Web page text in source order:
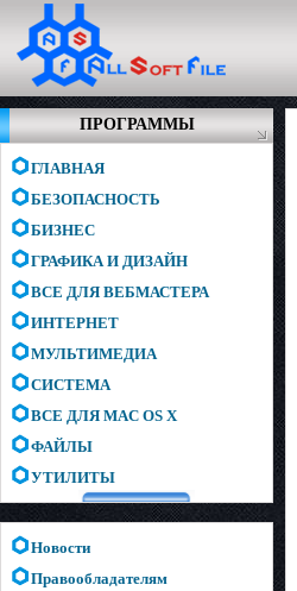
ПРОГРАММЫ
ГЛАВНАЯ
БЕЗОПАСНОСТЬ
БИЗНЕС
ГРАФИКА И ДИЗАЙН
ВСЕ ДЛЯ ВЕБМАСТЕРА
ИНТЕРНЕТ
МУЛЬТИМЕДИА
СИСТЕМА
ВСЕ ДЛЯ MAC OS X
ФАЙЛЫ
УТИЛИТЫ
Новости
Правообладателям